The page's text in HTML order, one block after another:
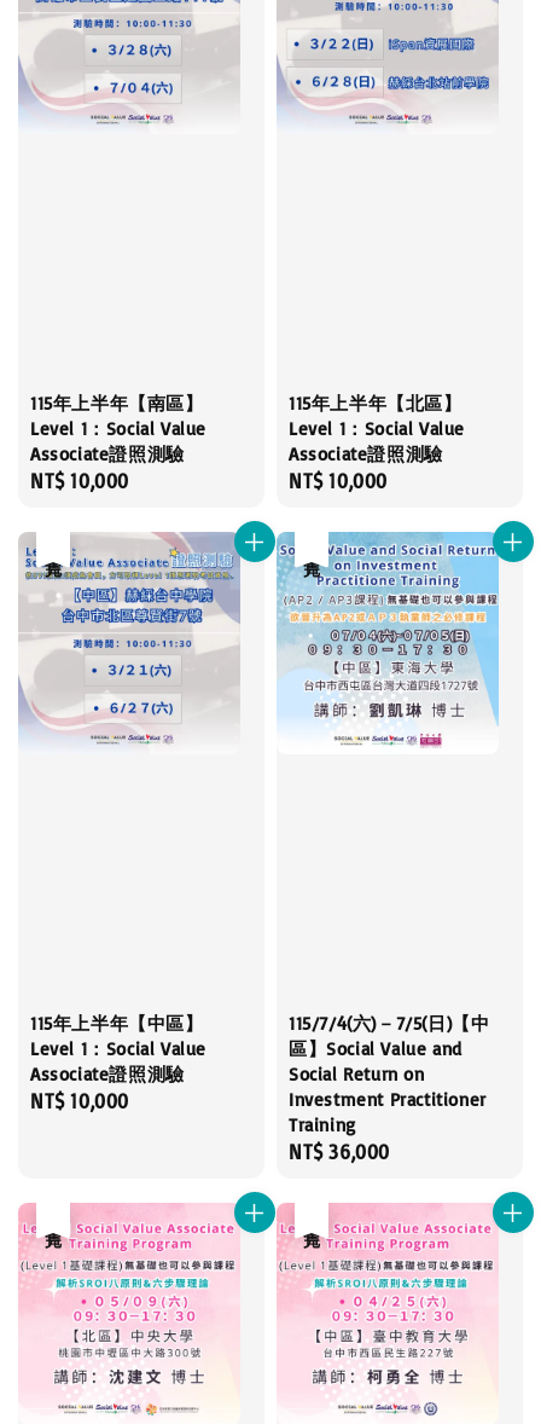
115年上半年【南區】
Level 1：Social Value
Associate證照測驗
Regular
NT$ 10,000
115年上半年【北區】
Level 1：Social Value
Associate證照測驗
Regular
NT$ 10,000
115年上半年【中區】
Level 1：Social Value
Associate證照測驗
Regular
NT$ 10,000
115/7/4(六)－7/5(日)【中
區】Social Value and
Social Return on
Investment Practitioner
Training
Regular
NT$ 36,000